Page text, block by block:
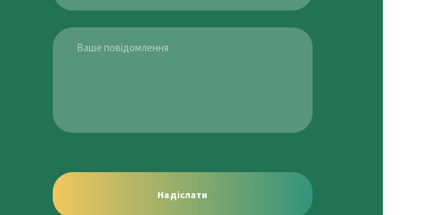
Надіслати